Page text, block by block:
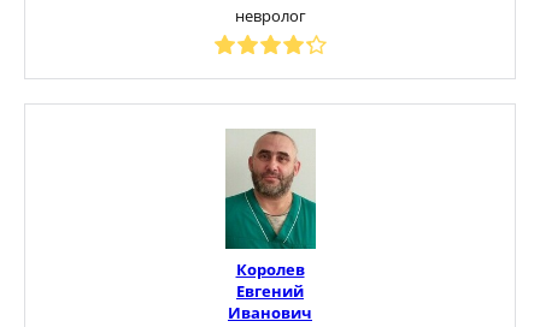
невролог
Королев
Евгений
Иванович